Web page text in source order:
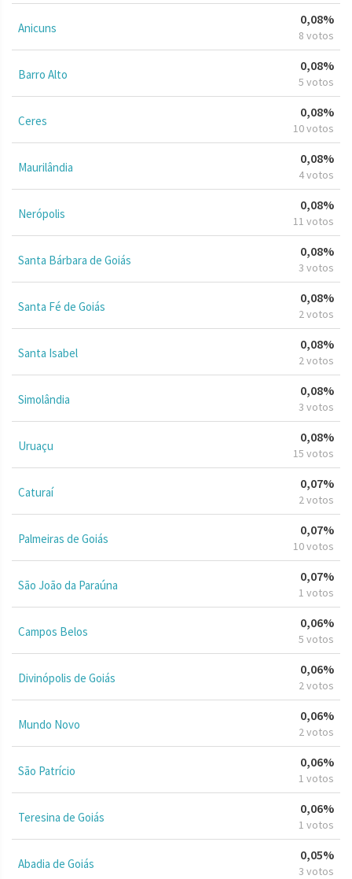
Anicuns
0,08%
8 votos
Barro Alto
0,08%
5 votos
Ceres
0,08%
10 votos
Maurilândia
0,08%
4 votos
Nerópolis
0,08%
11 votos
Santa Bárbara de Goiás
0,08%
3 votos
Santa Fé de Goiás
0,08%
2 votos
Santa Isabel
0,08%
2 votos
Simolândia
0,08%
3 votos
Uruaçu
0,08%
15 votos
Caturaí
0,07%
2 votos
Palmeiras de Goiás
0,07%
10 votos
São João da Paraúna
0,07%
1 votos
Campos Belos
0,06%
5 votos
Divinópolis de Goiás
0,06%
2 votos
Mundo Novo
0,06%
2 votos
São Patrício
0,06%
1 votos
Teresina de Goiás
0,06%
1 votos
Abadia de Goiás
0,05%
3 votos